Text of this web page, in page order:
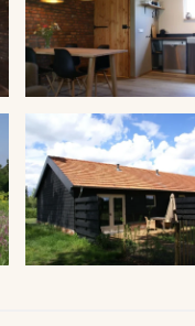
VERGROTEN
VERGROTEN